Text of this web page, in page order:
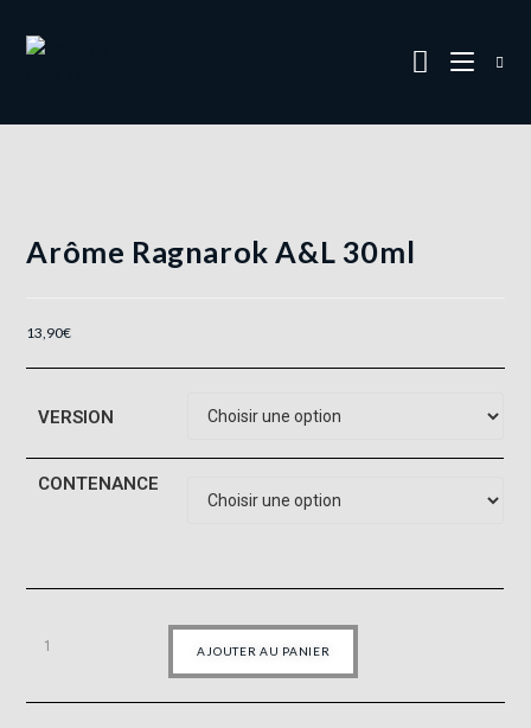
Arôme Ragnarok A&L 30ml
13,90€
VERSION
CONTENANCE
AJOUTER AU PANIER